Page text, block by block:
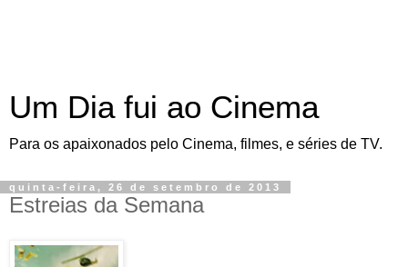
Um Dia fui ao Cinema
Para os apaixonados pelo Cinema, filmes, e séries de TV.
quinta-feira, 26 de setembro de 2013
Estreias da Semana